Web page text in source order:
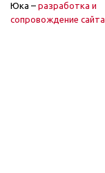
Юка – разработка и
cопровождение сайта